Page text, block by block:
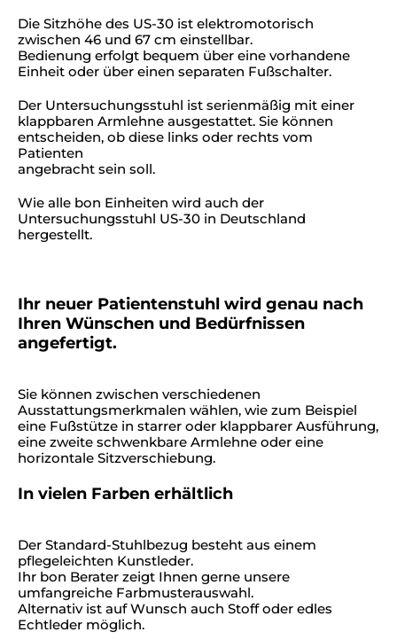
Die Sitzhöhe des US-30 ist elektromotorisch
zwischen 46 und 67 cm einstellbar.
Bedienung erfolgt bequem über eine vorhandene
Einheit oder über einen separaten Fußschalter.
Der Untersuchungsstuhl ist serienmäßig mit einer
klappbaren Armlehne ausgestattet. Sie können
entscheiden, ob diese links oder rechts vom
Patienten
angebracht sein soll.
Wie alle bon Einheiten wird auch der
Untersuchungsstuhl US-30 in Deutschland
hergestellt.
Ihr neuer Patientenstuhl wird genau nach
Ihren Wünschen und Bedürfnissen
angefertigt.
Sie können zwischen verschiedenen
Ausstattungsmerkmalen wählen, wie zum Beispiel
eine Fußstütze in starrer oder klappbarer Ausführung,
eine zweite schwenkbare Armlehne oder eine
horizontale Sitzverschiebung.
In vielen Farben erhältlich
Der Standard-Stuhlbezug besteht aus einem
pflegeleichten Kunstleder.
Ihr bon Berater zeigt Ihnen gerne unsere
umfangreiche Farbmusterauswahl.
Alternativ ist auf Wunsch auch Stoff oder edles
Echtleder möglich.